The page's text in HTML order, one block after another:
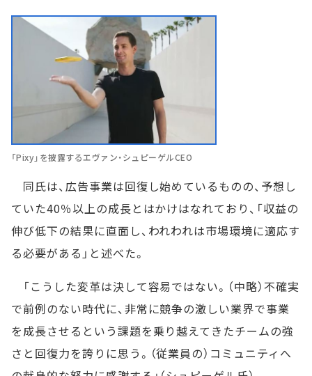
「Pixy」を披露するエヴァン・シュピーゲルCEO
同氏は、広告事業は回復し始めているものの、予想し
ていた40％以上の成長とはかけはなれており、「収益の
伸び低下の結果に直面し、われわれは市場環境に適応す
る必要がある」と述べた。
「こうした変革は決して容易ではない。（中略）不確実
で前例のない時代に、非常に競争の激しい業界で事業
を成長させるという課題を乗り越えてきたチームの強
さと回復力を誇りに思う。（従業員の）コミュニティへ